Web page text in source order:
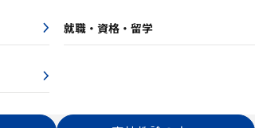
就職・資格・留学